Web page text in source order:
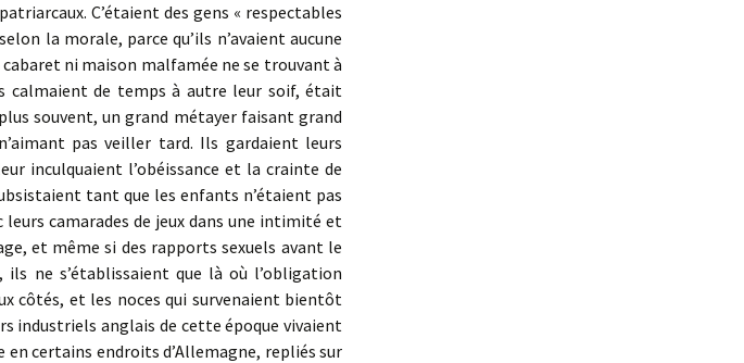
C’étaient des gens « respectables
la morale, parce qu’ils n’avaient aucune
ni maison malfamée ne se trouvant à
calmaient de temps à autre leur soif, était
souvent, un grand métayer faisant grand
pas veiller tard. Ils gardaient leurs
inculquaient l’obéissance et la crainte de
tant que les enfants n’étaient pas
camarades de jeux dans une intimité et
et même si des rapports sexuels avant le
ne s’établissaient que là où l’obligation
côtés, et les noces qui survenaient bientôt
industriels anglais de cette époque vivaient
certains endroits d’Allemagne, repliés sur